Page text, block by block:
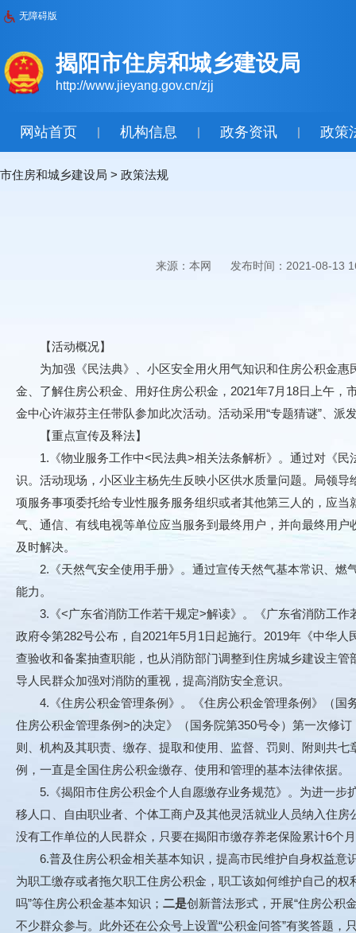
无障碍版
揭阳市住房和城乡建设局
http://www.jieyang.gov.cn/zjj
网站首页 | 机构信息 | 政务资讯 | 政策
市住房和城乡建设局 > 政策法规
来源：本网 发布时间：2021-08-13
【活动概况】
为加强《民法典》、小区安全用火用气知识和住房公积金惠
金、了解住房公积金、用好住房公积金，2021年7月18日上午
金中心许淑芬主任带队参加此次活动。活动采用“专题猜谜”、
【重点宣传及释法】
1.《物业服务工作中<民法典>相关法条解析》。通过对《民
识。活动现场，小区业主杨先生反映小区供水质量问题。局领
项服务事项委托给专业性服务服务组织或者其他第三人的，应
气、通信、有线电视等单位应当服务到最终用户，并向最终用
及时解决。
2.《天然气安全使用手册》。通过宣传天然气基本常识、燃
能力。
3.《<广东省消防工作若干规定>解读》。《广东省消防工作
政府令第282号公布，自2021年5月1日起施行。2019年《中华
查验收和备案抽查职能，也从消防部门调整到住房城乡建设主
导人民群众加强对消防的重视，提高消防安全意识。
4.《住房公积金管理条例》。《住房公积金管理条例》（国
住房公积金管理条例>的决定》（国务院第350号令）第一次修
则、机构及其职责、缴存、提取和使用、监督、罚则、附则共
例，一直是全国住房公积金缴存、使用和管理的基本法律依据。
5.《揭阳市住房公积金个人自愿缴存业务规范》。为进一步
移人口、自由职业者、个体工商户及其他灵活就业人员纳入住
没有工作单位的人民群众，只要在揭阳市缴存养老保险累计6个
6.普及住房公积金相关基本知识，提高市民维护自身权益意
为职工缴存或者拖欠职工住房公积金，职工该如何维护自己的
吗”等住房公积金基本知识； 二是创新普法形式，开展“住房公积
不少群众参与。此外还在公众号上设置“公积金问答”有奖答题